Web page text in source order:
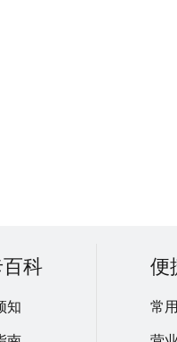
科
知
便
常